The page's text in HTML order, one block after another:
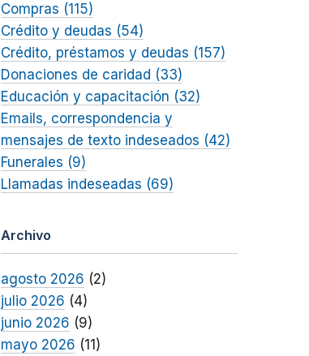
Compras (115)
Crédito y deudas (54)
Crédito, préstamos y deudas (157)
Donaciones de caridad (33)
Educación y capacitación (32)
Emails, correspondencia y
mensajes de texto indeseados (42)
Funerales (9)
Llamadas indeseadas (69)
Archivo
agosto 2026 (2)
julio 2026 (4)
junio 2026 (9)
mayo 2026 (11)